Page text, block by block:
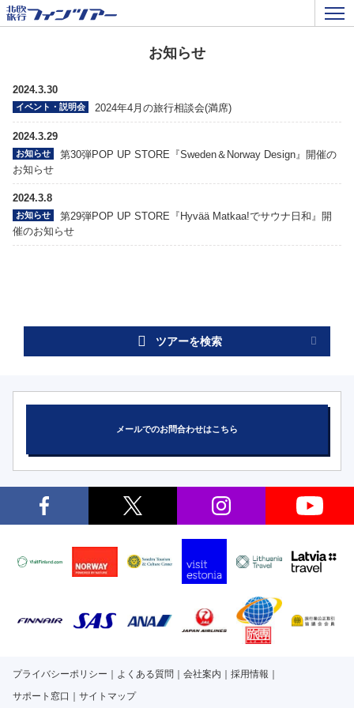
お知らせ
2024.3.30
イベント・説明会 2024年4月の旅行相談会(満席)
2024.3.29
お知らせ
第30弾POP UP STORE『Sweden＆Norway Design』開催の
お知らせ
2024.3.8
お知らせ
第29弾POP UP STORE『Hyvää Matkaa!でサウナ日和』開
催のお知らせ
ツアーを検索
メールでのお問合わせはこちら
プライバシーポリシー よくある質問 会社案内
採用情報
サポート窓口
サイトマップ